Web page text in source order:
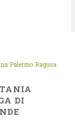
Palermo Ragusa
DI